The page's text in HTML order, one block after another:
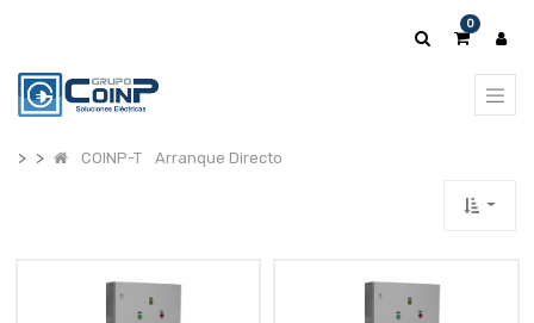
0
COINP-T Arranque Directo